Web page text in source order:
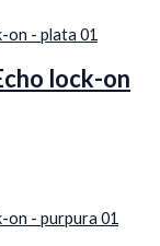
lock-on